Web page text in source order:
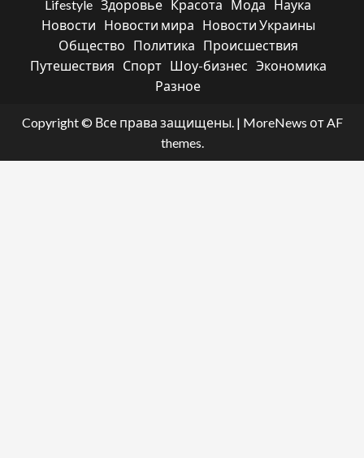
Lifestyle Здоровье Красота Мода
Наука
Новости
Новости мира
Новости Украины
Общество
Политика
Происшествия
Путешествия
Спорт Шоу-бизнес Экономика
Разное
Copyright © Все права защищены. | MoreNews от AF
themes.